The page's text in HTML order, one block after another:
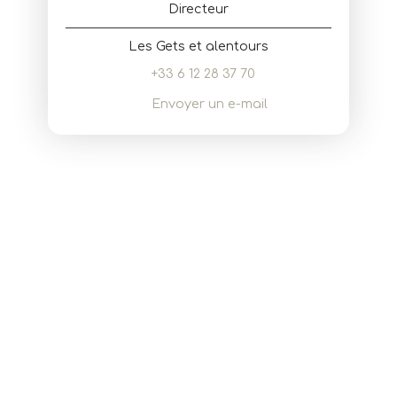
Directeur
Les Gets et alentours
+33 6 12 28 37 70
Envoyer un e-mail